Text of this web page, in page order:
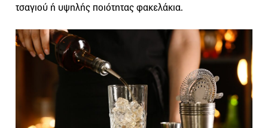
τσαγιού ή υψηλής ποιότητας φακελάκια.